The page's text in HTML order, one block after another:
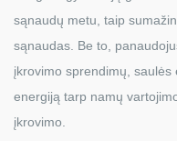
sąnaudų metu, taip
sąnaudas. Be to,
įkrovimo sprendimų,
energiją tarp namų
įkrovimo.